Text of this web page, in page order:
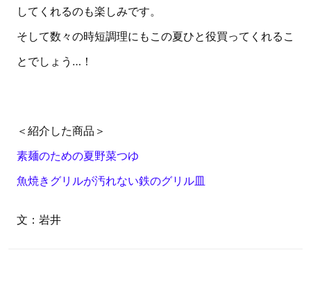
してくれるのも楽しみです。
そして数々の時短調理にもこの夏ひと役買ってくれるこ
とでしょう…！
＜紹介した商品＞
素麺のための夏野菜つゆ
魚焼きグリルが汚れない鉄のグリル皿
文：岩井